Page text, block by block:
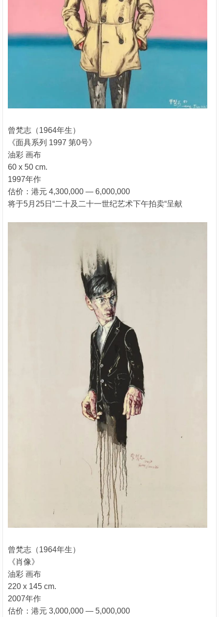
曾梵志（1964年生）
《面具系列 1997 第0号》
油彩 画布
60 x 50 cm.
1997年作
估价：港元 4,300,000 — 6,000,000
将于5月25日“二十及二十一世纪艺术下午拍卖“呈献
曾梵志（1964年生）
《肖像》
油彩 画布
220 x 145 cm.
2007年作
估价：港元 3,000,000 — 5,000,000